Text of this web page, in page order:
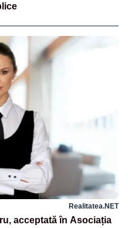
Realitatea.NET
acceptată în Asociația